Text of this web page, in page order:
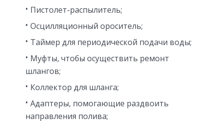
Пистолет-распылитель;
Осцилляционный ороситель;
Таймер для периодической подачи воды;
Муфты, чтобы осуществить ремонт
шлангов;
Коллектор для шланга;
Адаптеры, помогающие раздвоить
направления полива;